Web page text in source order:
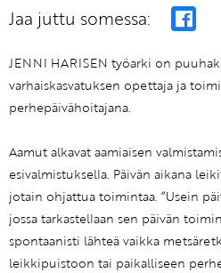
Jaa juttu somessa:
JENNI HARISEN työarki on
varhaiskasvatuksen opettaja ja
perhepäivähoitajana.
Aamut alkavat aamiaisen
esivalmistuksella. Päivän aikana
jotain ohjattua toimintaa. ”Usein
jossa tarkastellaan sen päivän
spontaanisti lähteä vaikka
leikkipuistoon tai paikalliseen